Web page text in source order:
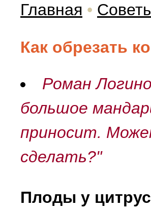
Главная •
Как обрезать
Роман
большое
приносит.
сделать?"
Плоды у